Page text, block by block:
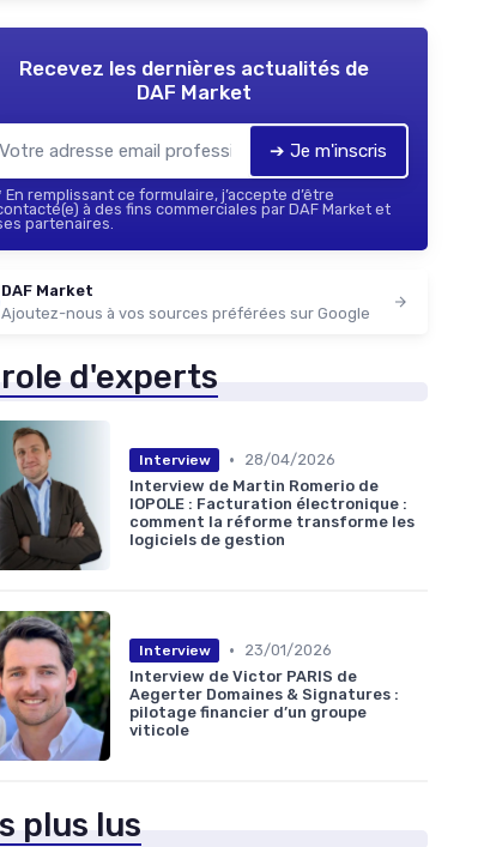
Recevez les dernières actualités de
DAF Market
➔ Je m'inscris
En remplissant ce formulaire, j’accepte d’être
à des fins commerciales par DAF Market et
partenaires.
DAF Market
Ajoutez-nous à vos sources préférées sur Google
d'experts
Interview •
28/04/2026
Interview de Martin Romerio de
IOPOLE : Facturation électronique :
comment la réforme transforme les
logiciels de gestion
Interview •
23/01/2026
Interview de Victor PARIS de
Aegerter Domaines & Signatures :
pilotage financier d’un groupe
viticole
plus lus